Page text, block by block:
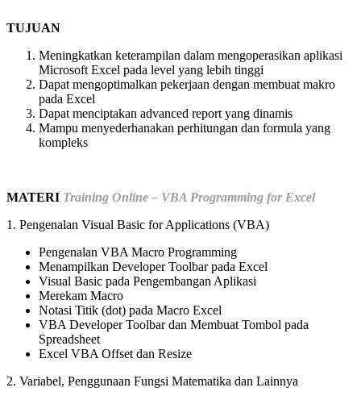
TUJUAN
Meningkatkan keterampilan dalam mengoperasikan aplikasi
Microsoft Excel pada level yang lebih tinggi
Dapat mengoptimalkan pekerjaan dengan membuat makro
pada Excel
Dapat menciptakan advanced report yang dinamis
Mampu menyederhanakan perhitungan dan formula yang
kompleks
MATERI Training Online – VBA Programming for Excel
1. Pengenalan Visual Basic for Applications (VBA)
Pengenalan VBA Macro Programming
Menampilkan Developer Toolbar pada Excel
Visual Basic pada Pengembangan Aplikasi
Merekam Macro
Notasi Titik (dot) pada Macro Excel
VBA Developer Toolbar dan Membuat Tombol pada
Spreadsheet
Excel VBA Offset dan Resize
2. Variabel, Penggunaan Fungsi Matematika dan Lainnya